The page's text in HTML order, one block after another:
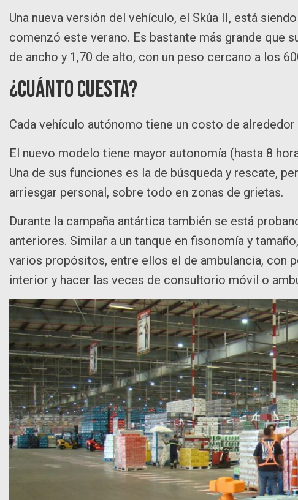
Una nueva versión del vehículo, el Skúa II, está
comenzó este verano. Es bastante más grande que
de ancho y 1,70 de alto, con un peso cercano a los
¿Cuánto cuesta?
Cada vehículo autónomo tiene un costo de
El nuevo modelo tiene mayor autonomía (hasta 8
Una de sus funciones es la de búsqueda y rescate,
arriesgar personal, sobre todo en zonas de grietas.
Durante la campaña antártica también se está
anteriores. Similar a un tanque en fisonomía y
varios propósitos, entre ellos el de ambulancia, con
interior y hacer las veces de consultorio móvil o